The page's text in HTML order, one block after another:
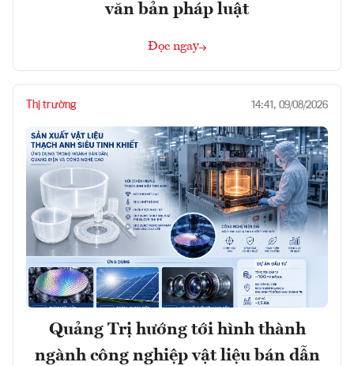
văn bản pháp luật
Đọc ngay
Thị trường 14:41, 09/08/2026
Quảng Trị hướng tới hình thành
ngành công nghiệp vật liệu bán dẫn